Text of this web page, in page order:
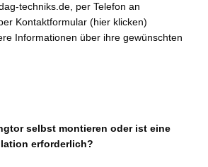
techniks.de , per Telefon an
Kontaktformular (hier klicken)
Informationen über ihre gewünschten
selbst montieren oder ist eine
erforderlich?